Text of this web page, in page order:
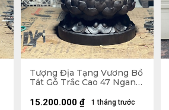
Tượng Địa Tạng Vương Bồ
Tát Gỗ Trắc Cao 47 Ngang
1 tháng trước
15.200.000 ₫